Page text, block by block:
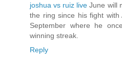
joshua vs ruiz live June will
the ring since his fight with
September where he
winning streak.
Reply